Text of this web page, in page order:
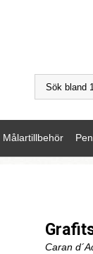
Målartillbehör
Caran